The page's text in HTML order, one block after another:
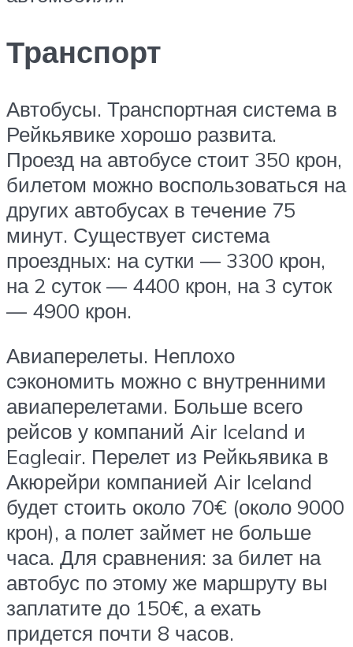
Транспорт
Автобусы. Транспортная система в
Рейкьявике хорошо развита.
Проезд на автобусе стоит 350 крон,
билетом можно воспользоваться на
других автобусах в течение 75
минут. Существует система
проездных: на сутки — 3300 крон,
на 2 суток — 4400 крон, на 3 суток
— 4900 крон.
Авиаперелеты. Неплохо
сэкономить можно с внутренними
авиаперелетами. Больше всего
рейсов у компаний Air Iceland и
Eagleair. Перелет из Рейкьявика в
Акюрейри компанией Air Iceland
будет стоить около 70€ (около 9000
крон), а полет займет не больше
часа. Для сравнения: за билет на
автобус по этому же маршруту вы
заплатите до 150€, а ехать
придется почти 8 часов.